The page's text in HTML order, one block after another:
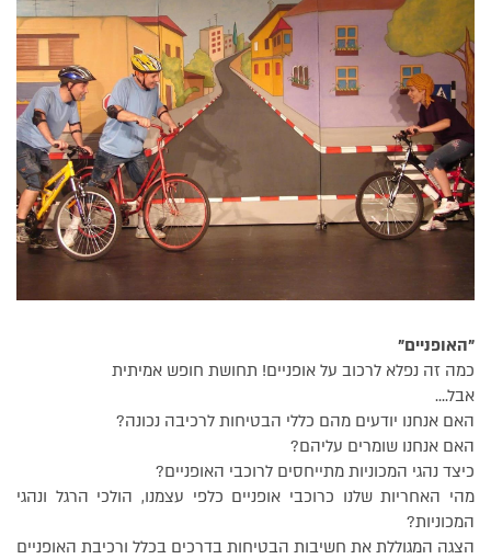
"האופניים"
כמה זה נפלא לרכוב על אופניים! תחושת חופש אמיתית
אבל....
האם אנחנו יודעים מהם כללי הבטיחות לרכיבה נכונה?
האם אנחנו שומרים עליהם?
כיצד נהגי המכוניות מתייחסים לרוכבי האופניים?
מהי האחריות שלנו כרוכבי אופניים כלפי עצמנו, הולכי הרגל ונהגי
המכוניות?
הצגה המגוללת את חשיבות הבטיחות בדרכים בכלל ורכיבת האופניים